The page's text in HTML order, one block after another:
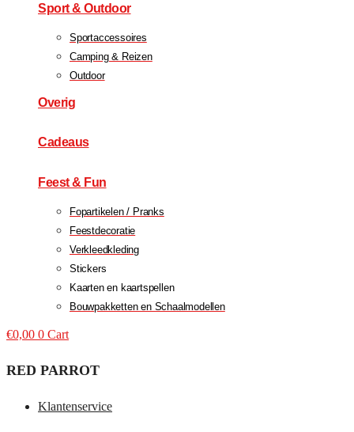
Sport & Outdoor
Sportaccessoires
Camping & Reizen
Outdoor
Overig
Cadeaus
Feest & Fun
Fopartikelen / Pranks
Feestdecoratie
Verkleedkleding
Stickers
Kaarten en kaartspellen
Bouwpakketten en Schaalmodellen
€0,00 0 Cart
RED PARROT
Klantenservice